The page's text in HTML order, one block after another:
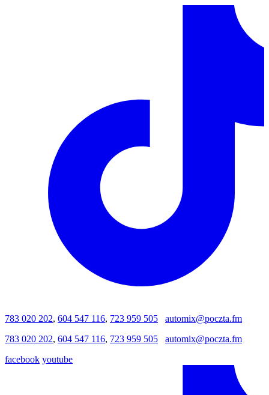
783 020 202, 604 547 116, 723 959 505
automix@poczta.fm
783 020 202, 604 547 116, 723 959 505
automix@poczta.fm
facebook youtube